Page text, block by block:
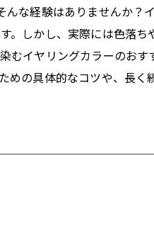
な経験はありませんか？
しかし、実際には色落
むイヤリングカラーのお
の具体的なコツや、長